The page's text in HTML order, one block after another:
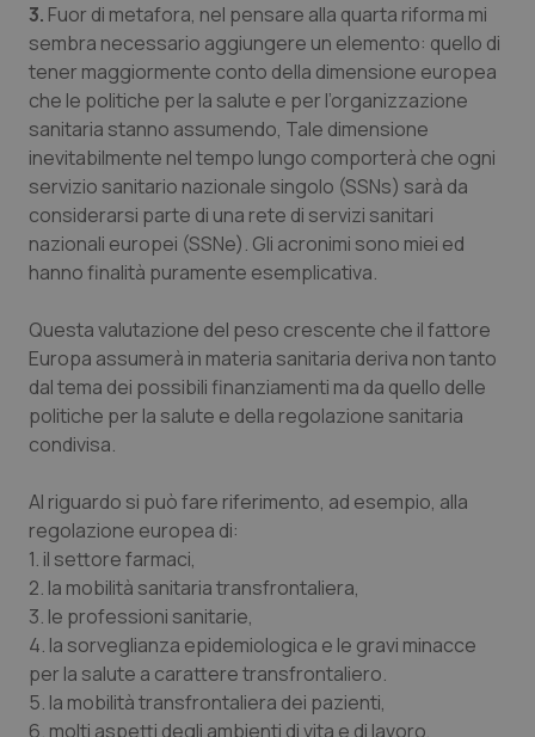
Tiroide
Tumore al seno
Tumore ovarico
Tumori del Polmone & Testa Collo
Tumori gastrointestinali
Ulcera & Reflusso
Vaccini
3. Fuor di metafora, nel pensare alla quarta riforma mi
sembra necessario aggiungere un elemento: quello di
tener maggiormente conto della dimensione europea
che le politiche per la salute e per l’organizzazione
sanitaria stanno assumendo, Tale dimensione
inevitabilmente nel tempo lungo comporterà che ogni
servizio sanitario nazionale singolo (SSNs) sarà da
considerarsi parte di una rete di servizi sanitari
nazionali europei (SSNe). Gli acronimi sono miei ed
hanno finalità puramente esemplicativa.
Questa valutazione del peso crescente che il fattore
Europa assumerà in materia sanitaria deriva non tanto
dal tema dei possibili finanziamenti ma da quello delle
politiche per la salute e della regolazione sanitaria
condivisa.
Al riguardo si può fare riferimento, ad esempio, alla
regolazione europea di:
1. il settore farmaci,
2. la mobilità sanitaria transfrontaliera,
3. le professioni sanitarie,
4. la sorveglianza epidemiologica e le gravi minacce
per la salute a carattere transfrontaliero.
5. la mobilità transfrontaliera dei pazienti,
6. molti aspetti degli ambienti di vita e di lavoro,